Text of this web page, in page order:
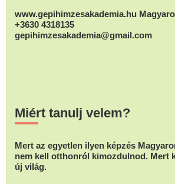
www.gepihimzesakademia.hu
+3630 4318135
gepihimzesakademia@gmail.com
Miért tanulj velem?
Mert az egyetlen ilyen képzés
nem kell otthonról kimozdulnod. Mert
új világ.